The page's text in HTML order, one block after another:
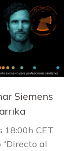
Siemens
18:00h CET
al